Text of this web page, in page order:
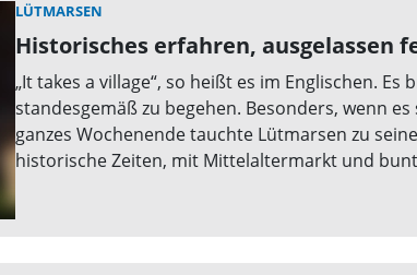
LÜTMARSEN
Historisches erfahren, ausgelassen
„It takes a village“, so heißt es im Englischen.
standesgemäß zu begehen. Besonders, wenn
ganzes Wochenende tauchte Lütmarsen zu
historische Zeiten, mit Mittelaltermarkt und